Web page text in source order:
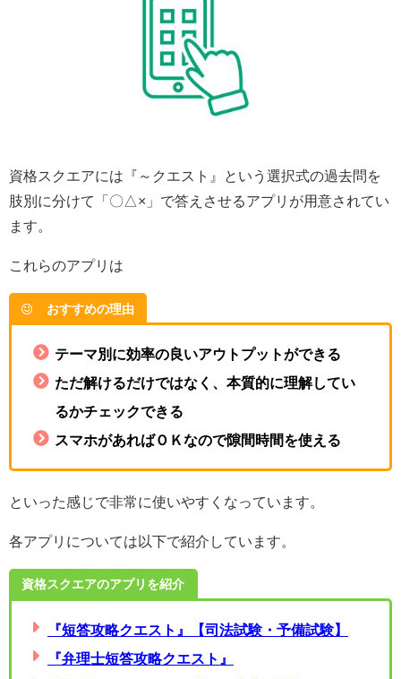
資格スクエアには『～クエスト』という選択式の過去問を
肢別に分けて「〇△×」で答えさせるアプリが用意されてい
ます。
これらのアプリは
おすすめの理由
テーマ別に効率の良いアウトプットができる
ただ解けるだけではなく、本質的に理解してい
るかチェックできる
スマホがあればＯＫなので隙間時間を使える
といった感じで非常に使いやすくなっています。
各アプリについては以下で紹介しています。
資格スクエアのアプリを紹介
『短答攻略クエスト』【司法試験・予備試験】
『弁理士短答攻略クエスト』